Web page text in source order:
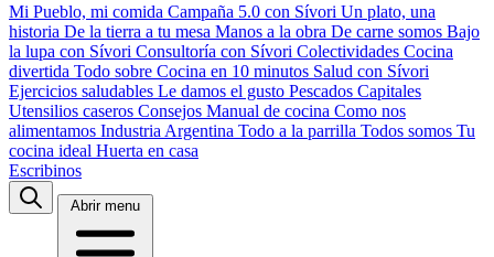
Mi Pueblo, mi comida Campaña 5.0 con Sívori Un plato, una
historia De la tierra a tu mesa Manos a la obra De carne somos Bajo
la lupa con Sívori Consultoría con Sívori Colectividades Cocina
divertida Todo sobre Cocina en 10 minutos Salud con Sívori
Ejercicios saludables Le damos el gusto Pescados Capitales
Utensilios caseros Consejos Manual de cocina Como nos
alimentamos Industria Argentina Todo a la parrilla Todos somos Tu
cocina ideal Huerta en casa
Escribinos
Abrir menu